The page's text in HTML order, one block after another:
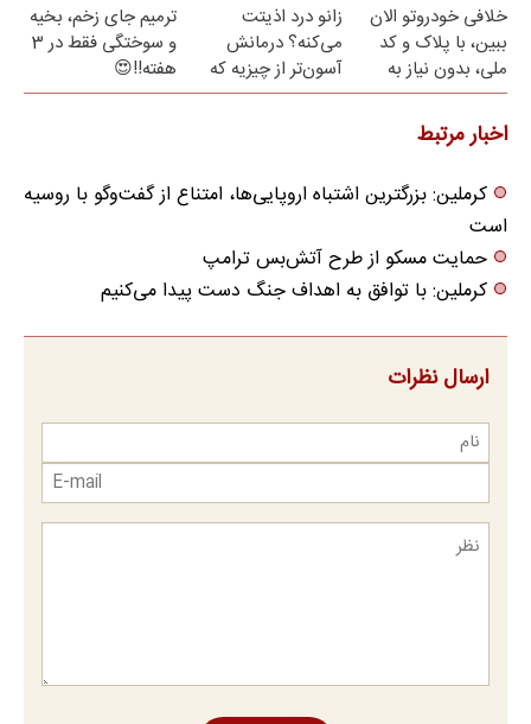
خلافی خودروتو الان
ببین، با پلاک و کد
ملی، بدون نیاز به
مراجعه حضوری
زانو درد اذیتت
می‌کنه؟ درمانش
آسون‌تر از چیزیه که
فکر
ترمیم جای زخم، بخیه
و سوختگی فقط در 3
هفته!!😍
اخبار مرتبط
کرملین: بزرگترین اشتباه اروپایی‌ها، امتناع از گفت‌وگو با روسیه
است
حمایت مسکو از طرح آتش‌بس ترامپ
کرملین: با توافق به اهداف جنگ دست پیدا می‌کنیم
ارسال نظرات